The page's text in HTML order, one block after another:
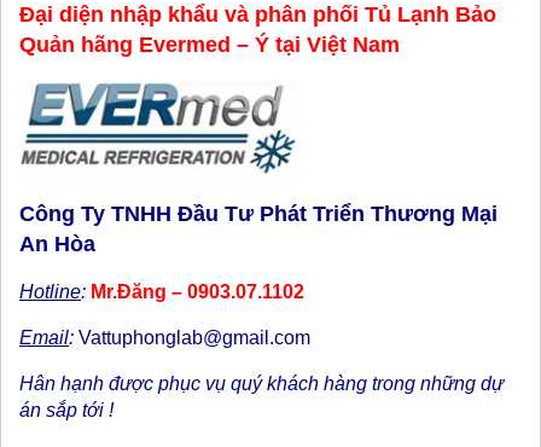
Đại diện nhập khẩu và phân phối Tủ Lạnh Bảo
Quản hãng Evermed – Ý tại Việt Nam
Công Ty TNHH Đầu Tư Phát Triển Thương Mại
An Hòa
Hotline: Mr.Đăng – 0903.07.1102
Email: Vattuphonglab@gmail.com
Hân hạnh được phục vụ quý khách hàng trong những dự
án sắp tới !